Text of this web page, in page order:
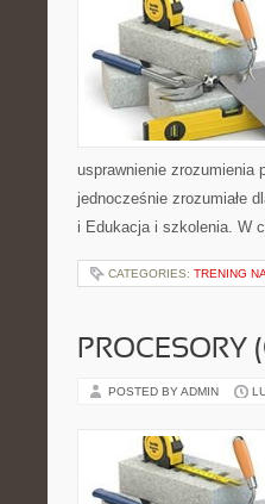
usprawnienie zrozumienia
jednocześnie zrozumiałe
i Edukacja i szkolenia. W
CATEGORIES: TRENING
PROCESORY
POSTED BY ADMIN